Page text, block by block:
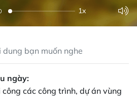
1x
bạn muốn nghe
ngày:
các công trình, dự án vùng